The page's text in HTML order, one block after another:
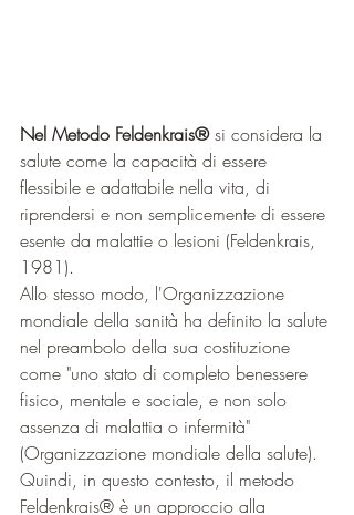
Nel Metodo Feldenkrais®️ si considera la
salute come la capacità di essere
flessibile e adattabile nella vita, di
riprendersi e non semplicemente di essere
esente da malattie o lesioni (Feldenkrais,
1981).
Allo stesso modo, l'Organizzazione
mondiale della sanità ha definito la salute
nel preambolo della sua costituzione
come "uno stato di completo benessere
fisico, mentale e sociale, e non solo
assenza di malattia o infermità"
(Organizzazione mondiale della salute).
Quindi, in questo contesto, il metodo
Feldenkrais®️ è un approccio alla